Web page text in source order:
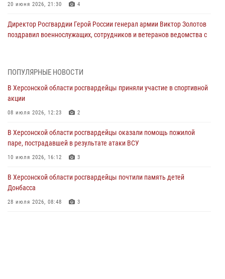
20 июня 2026, 21:30 4
Директор Росгвардии Герой России генерал армии Виктор Золотов
поздравил военнослужащих, сотрудников и ветеранов ведомства с
место на международных соревнованиях
18 июня 2026, 11:46
поздравил ветеранов и личный состав ведомства с Днём России
11 июня 2026, 21:01
фестиваля медийного творчества «Братина» проводят показ
документальных фильмов о героях СВО
11 июня 2026, 13:23
ПОПУЛЯРНЫЕ НОВОСТИ
В Херсонской области росгвардейцы приняли участие в спортивной
акции
08 июля 2026, 12:23 2
В Херсонской области росгвардейцы оказали помощь пожилой
паре, пострадавшей в результате атаки ВСУ
10 июля 2026, 16:12 3
В Херсонской области росгвардейцы почтили память детей
Донбасса
28 июля 2026, 08:48 3